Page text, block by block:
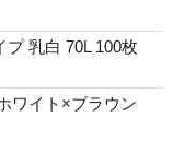
乳白 70L 100枚
ワイト×ブラウン